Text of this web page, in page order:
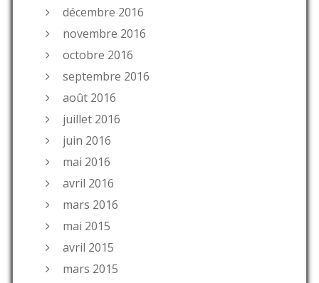
décembre 2016
novembre 2016
octobre 2016
septembre 2016
août 2016
juillet 2016
juin 2016
mai 2016
avril 2016
mars 2016
mai 2015
avril 2015
mars 2015